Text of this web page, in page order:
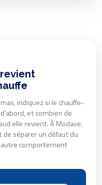
indiquez si le chauffe-
et combien de
elle revient. À Modave,
séparer un défaut du
autre comportement